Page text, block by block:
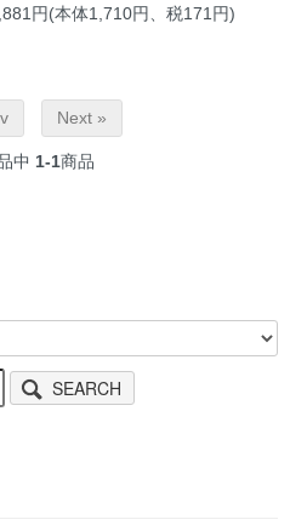
円(本体1,710円、税171円)
Next »
中 1-1商品
SEARCH